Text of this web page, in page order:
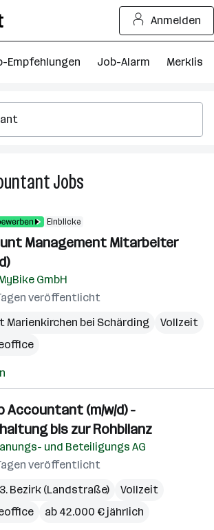
Anmelden
Empfehlungen Job-Alarm Merkliste
Jobs
Einblicke
Management Mitarbeiter
GmbH
veröffentlicht
Marienkirchen bei Schärding
Vollzeit
Accountant (m/w/d) -
bis zur Rohbilanz
und Beteiligungs AG
veröffentlicht
Bezirk (Landstraße)
Vollzeit
ab 42.000 € jährlich